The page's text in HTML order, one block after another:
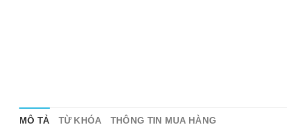
MÔ TẢ TỪ KHÓA THÔNG TIN MUA HÀNG